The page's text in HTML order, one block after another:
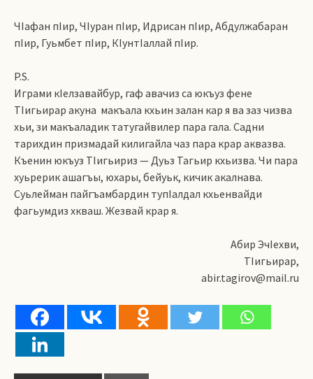
ЧIафан пIир, ЧIуран пIир, Идрисан пIир, Абдулжабаран
пIир, Гуьмбет пIир, КIунтIаллай пIир.
P.S.
Играми кIелзавайбур, гаф авачиз са юкъуз фене
ТIигьирар акуна макъала кхьин залан кар я ва заз чизва
хьи, зи макъаладик татугайвилер пара гала. Садни
тарихдин призмадай килигайла чаз пара крар аквазва.
Къенин юкъуз ТIигьириз — Дуьз Тагьир кхьизва. Чи пара
хуьрерик ашагъы, юхары, бейуьк, кичик акалнава.
Суьлейман пайгъамбардин тупIалдал кхьенвайди
фагьумдиз хкваш. Жезвай крар я.
Абир ЭчIехви,
ТIигьирар,
abir.tagirov@mail.ru